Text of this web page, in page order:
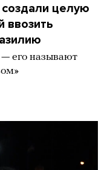
целую
ввозить
его называют